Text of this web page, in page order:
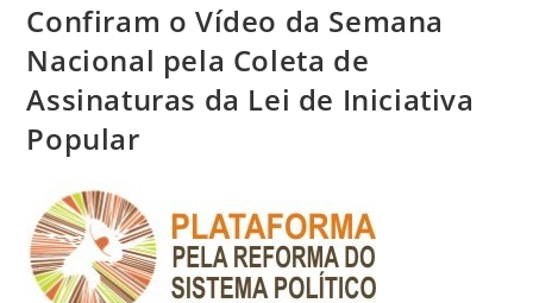
Confiram o Vídeo da Semana
Nacional pela Coleta de
Assinaturas da Lei de Iniciativa
Popular